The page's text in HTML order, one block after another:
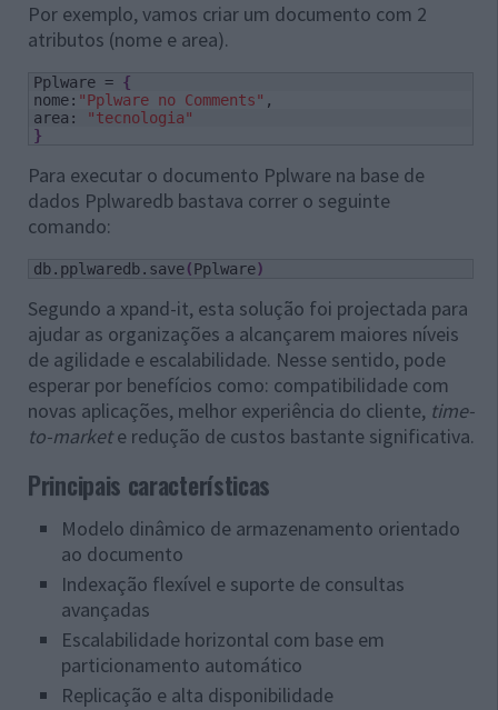
Por exemplo, vamos criar um documento com 2
atributos (nome e area).
Pplware = {
nome: "Pplware no Comments" ,
area:
"tecnologia"
}
Para executar o documento Pplware na base de
dados Pplwaredb bastava correr o seguinte
comando:
db.pplwaredb.save(Pplware)
Segundo a xpand-it, esta solução foi projectada para
ajudar as organizações a alcançarem maiores níveis
de agilidade e escalabilidade. Nesse sentido, pode
esperar por benefícios como: compatibilidade com
novas aplicações, melhor experiência do cliente, time-
to-markete redução de custos bastante significativa.
Principais características
Modelo dinâmico de armazenamento orientado
ao documento
Indexação flexível e suporte de consultas
avançadas
Escalabilidade horizontal com base em
particionamento automático
Replicação e alta disponibilidade